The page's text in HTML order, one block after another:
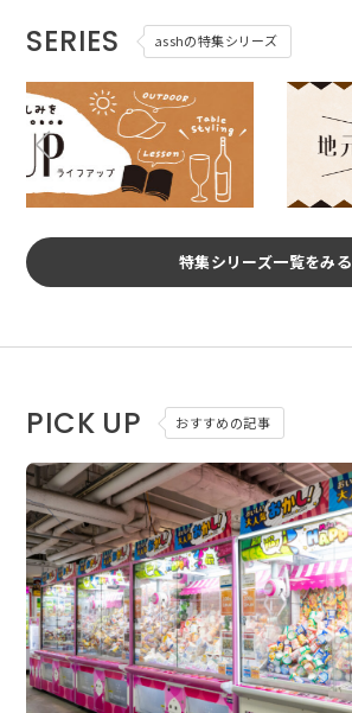
SERIES asshの特集シリーズ
特集シリーズ一覧をみる
PICK UP おすすめの記事